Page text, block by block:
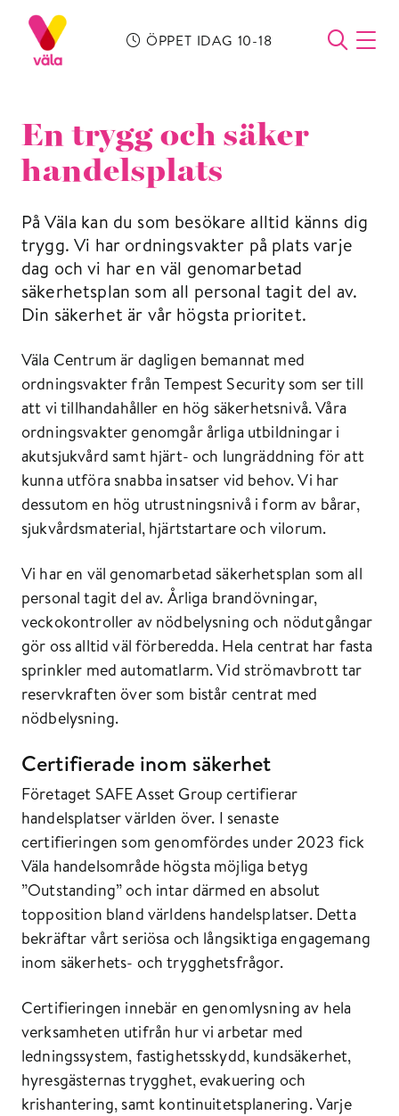
ÖPPET IDAG 10-18
En trygg och säker
handelsplats
På Väla kan du som besökare alltid känns dig
trygg. Vi har ordningsvakter på plats varje
dag och vi har en väl genomarbetad
säkerhetsplan som all personal tagit del av.
Din säkerhet är vår högsta prioritet.
Väla Centrum är dagligen bemannat med
ordningsvakter från Tempest Security som ser till
att vi tillhandahåller en hög säkerhetsnivå. Våra
ordningsvakter genomgår årliga utbildningar i
akutsjukvård samt hjärt- och lungräddning för att
kunna utföra snabba insatser vid behov. Vi har
dessutom en hög utrustningsnivå i form av bårar,
sjukvårdsmaterial, hjärtstartare och vilorum.
Vi har en väl genomarbetad säkerhetsplan som all
personal tagit del av. Årliga brandövningar,
veckokontroller av nödbelysning och nödutgångar
gör oss alltid väl förberedda. Hela centrat har fasta
sprinkler med automatlarm. Vid strömavbrott tar
reservkraften över som bistår centrat med
nödbelysning.
Certifierade inom säkerhet
Företaget SAFE Asset Group certifierar
handelsplatser världen över. I senaste
certifieringen som genomfördes under 2023 fick
Väla handelsområde högsta möjliga betyg
”Outstanding” och intar därmed en absolut
topposition bland världens handelsplatser. Detta
bekräftar vårt seriösa och långsiktiga engagemang
inom säkerhets- och trygghetsfrågor.
Certifieringen innebär en genomlysning av hela
verksamheten utifrån hur vi arbetar med
ledningssystem, fastighetsskydd, kundsäkerhet,
hyresgästernas trygghet, evakuering och
krishantering, samt kontinuitetsplanering. Varje